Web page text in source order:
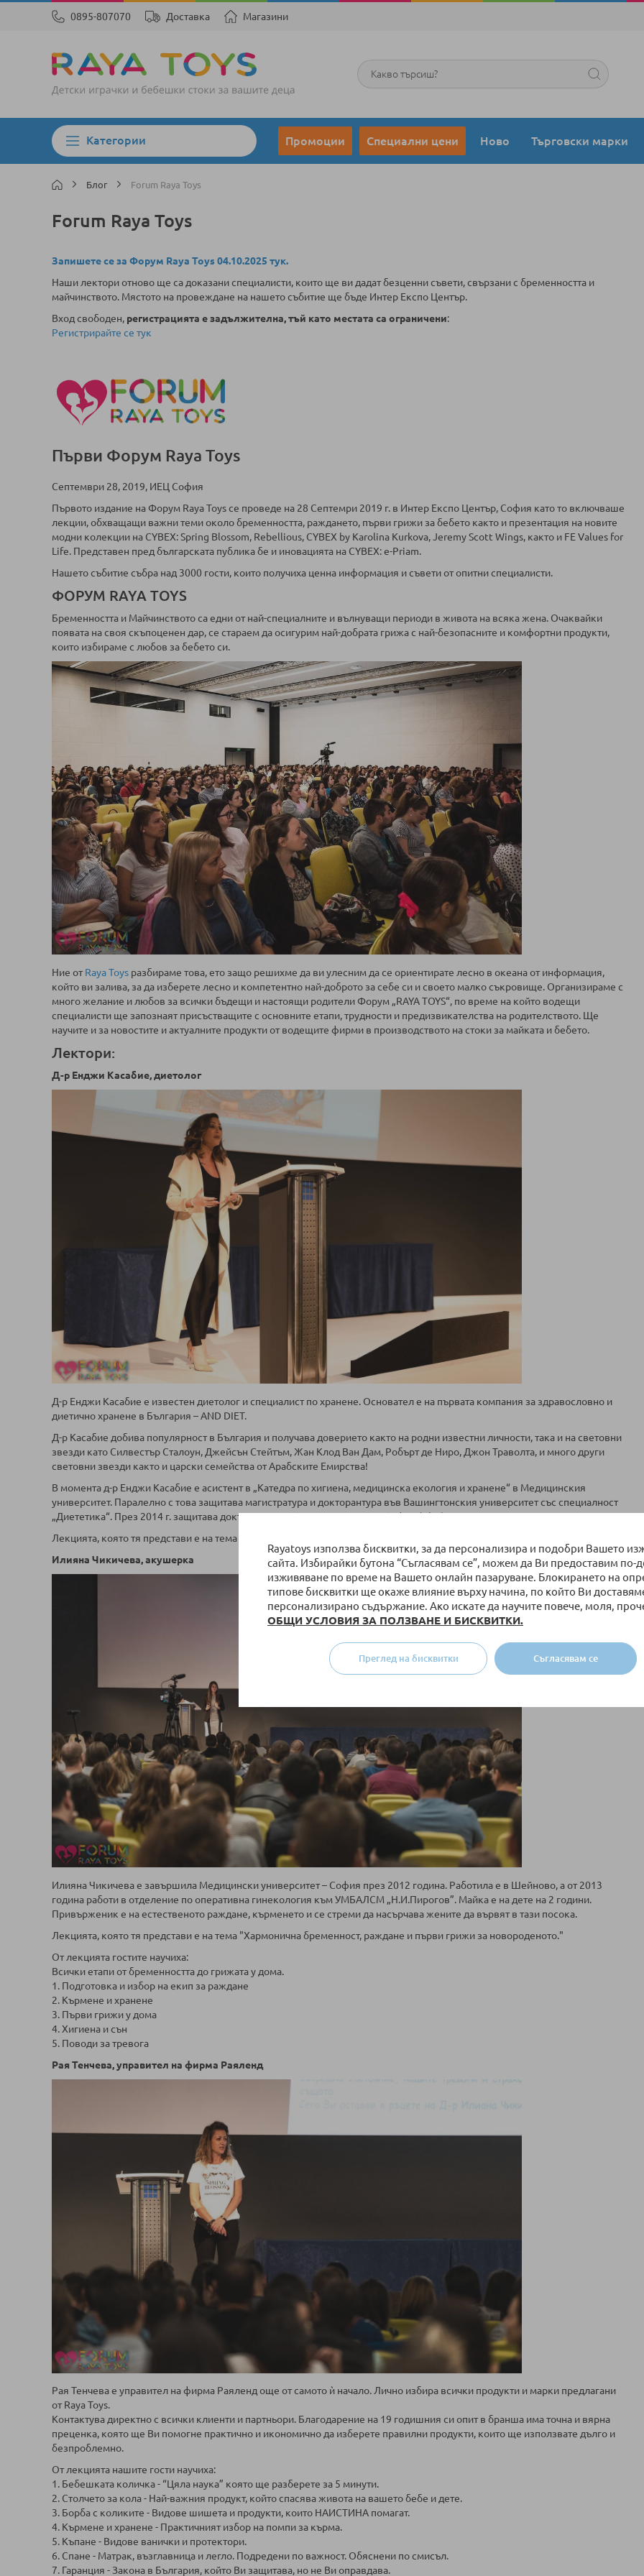
Rayatoys използва бисквитки, за да персонализира и подобри Вашето
сайта. Избирайки бутона “Съгласявам се”, можем да Ви предоставим по-
изживяване по време на Вашето онлайн пазаруване. Блокирането на
типове бисквитки ще окаже влияние върху начина, по който Ви
персонализирано съдържание. Ако искате да научите повече, моля,
ОБЩИ УСЛОВИЯ ЗА ПОЛЗВАНЕ И БИСКВИТКИ.
Съгласявам се
Преглед на бисквитки
0895-807070 Доставка Магазини
Търсене
Категории Промоции Специални цени Ново Търговски марки
Блог Forum Raya Toys
Forum Raya Toys
Запишете се за Форум Raya Toys 04.10.2025 тук.
Наши лектори отново ще са доказани специалисти, които ще ви дадат безценни съвети, свързани с бременността и
майчинството. Мястото на провеждане на нашето събитие ще бъде Интер Експо Център.
Вход свободен, регистрацията е задължителна, тъй като местата са ограничени:
Регистрирайте се тук
Първи Форум Raya Toys
Септември 28, 2019, ИЕЦ София
Първото издание на Форум Raya Toys се проведе на 28 Септемри 2019 г. в Интер Експо Център, София като то включваше
лекции, обхващащи важни теми около бременността, раждането, първи грижи за бебето както и презентация на новите
модни колекции на CYBEX: Spring Blossom, Rebellious, CYBEX by Karolina Kurkova, Jeremy Scott Wings, както и FE Values for
Life. Представен пред българската публика бе и иновацията на CYBEX: e-Priam.
Нашето събитие събра над 3000 гости, които получиха ценна информация и съвети от опитни специалисти.
ФОРУМ RAYA TOYS
Бременността и Майчинството са едни от най-специалните и вълнуващи периоди в живота на всяка жена. Очаквайки
появата на своя скъпоценен дар, се стараем да осигурим най-добрата грижа с най-безопасните и комфортни продукти,
които избираме с любов за бебето си.
Ние отRaya Toys разбираме това, ето защо решихме да ви улесним да се ориентирате лесно в океана от информация,
който ви залива, за да изберете лесно и компетентно най-доброто за себе си и своето малко съкровище. Организираме с
много желание и любов за всички бъдещи и настоящи родители Форум „RAYA TOYS“, по време на който водещи
специалисти ще запознаят присъстващите с основните етапи, трудности и предизвикателства на родителството. Ще
научите и за новостите и актуалните продукти от водещите фирми в производството на стоки за майката и бебето.
Лектори:
Д-р Енджи Касабие, диетолог
Д-р Енджи Касабие е известен диетолог и специалист по хранене. Основател е на първата компания за здравословно и
диетично хранене в България – AND DIET.
Д-р Касабие добива популярност в България и получава доверието както на родни известни личности, така и на световни
звезди като Силвестър Сталоун, Джейсън Стейтъм, Жан Клод Ван Дам, Робърт де Ниро, Джон Траволта, и много други
световни звезди както и царски семейства от Арабските Емирства!
В момента д-р Енджи Касабие е асистент в „Катедра по хигиена, медицинска екология и хранене“ в Медицинския
университет. Паралелно с това защитава магистратура и докторантура във Вашингтонския университет със специалност
„Диететика“. През 2014 г. защитава докторантура в Спортна Академия София (PhD).
Лекцията, която тя представи е на тема "Здравословното хранене по време на бременността".
Илияна Чикичева, акушерка
Илияна Чикичева е завършила Медицински университет – София през 2012 година. Работила е в Шейново, а от 2013
година работи в отделение по оперативна гинекология към УМБАЛСМ „Н.И.Пирогов”. Майка е на дете на 2 години.
Привърженик е на естественото раждане, кърменето и се стреми да насърчава жените да вървят в тази посока.
Лекцията, която тя представи е на тема "Хармонична бременност, раждане и първи грижи за новороденото."
От лекцията гостите научиха:
Всички етапи от бременността до грижата у дома.
1. Подготовка и избор на екип за раждане
2. Кърмене и хранене
3. Първи грижи у дома
4. Хигиена и сън
5. Поводи за тревога
Рая Тенчева, управител на фирма Раяленд
Рая Тенчева е управител на фирма Раяленд още от самото ѝ начало. Лично избира всички продукти и марки предлагани
от Raya Toys.
Контактува директно с всички клиенти и партньори. Благодарение на 19 годишния си опит в бранша има точна и вярна
преценка, която ще Ви помогне практично и икономично да изберете правилни продукти, които ще използвате дълго и
безпроблемно.
От лекцията нашите гости научиха:
1. Бебешката количка - “Цяла наука” която ще разберете за 5 минути.
2. Столчето за кола - Най-важния продукт, който спасява живота на вашето бебе и дете.
3. Борба с коликите - Видове шишета и продукти, които НАИСТИНА помагат.
4. Кърмене и хранене - Практичният избор на помпи за кърма.
5. Къпане - Видове ванички и протектори.
6. Спане - Матрак, възглавница и легло. Подредени по важност. Обяснени по смисъл.
7. Гаранция - Закона в България, който Ви защитава, но не Ви оправдава.